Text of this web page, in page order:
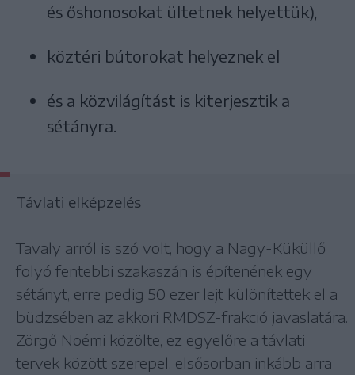
és őshonosokat ültetnek helyettük),
köztéri bútorokat helyeznek el
és a közvilágítást is kiterjesztik a
sétányra.
Távlati elképzelés
Tavaly arról is szó volt, hogy a Nagy-Küküllő
folyó fentebbi szakaszán is építenének egy
sétányt, erre pedig 50 ezer lejt különítettek el a
büdzsében az akkori RMDSZ-frakció javaslatára.
Zörgő Noémi közölte, ez egyelőre a távlati
tervek között szerepel, elsősorban inkább arra